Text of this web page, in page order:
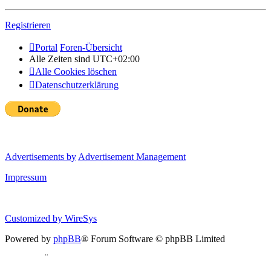
Registrieren
Portal Foren-Übersicht
Alle Zeiten sind UTC+02:00
Alle Cookies löschen
Datenschutzerklärung
Advertisements by Advertisement Management
Impressum
Customized by WireSys
Powered by phpBB® Forum Software © phpBB Limited